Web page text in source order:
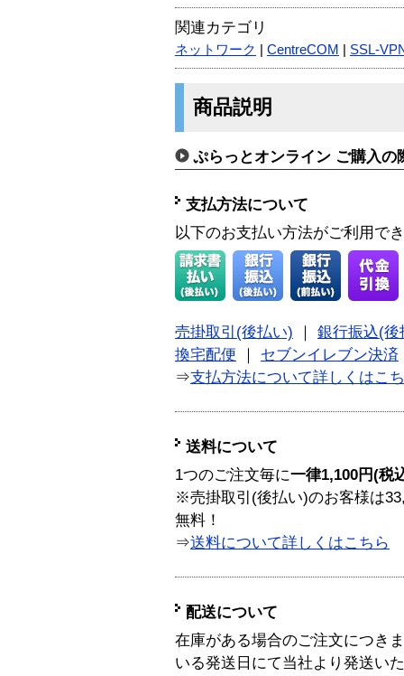
関連カテゴリ
ネットワーク CentreCOM SSL-
商品説明
ぷらっとオンライン ご購入の
支払方法について
以下のお支払い方法がご利用で
売掛取引(後払い)
銀行振込(後
換宅配便
セブンイレブン決済
⇒支払方法について詳しくはこ
送料について
1つのご注文毎に一律1,100円(税
※売掛取引(後払い)のお客様は
無料！
⇒送料について詳しくはこちら
配送について
在庫がある場合のご注文につき
いる発送日にて当社より発送い